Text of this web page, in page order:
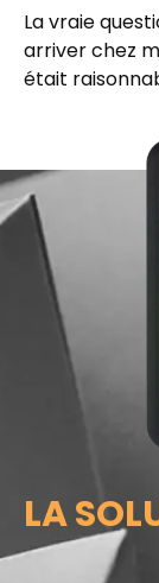
La vraie
arriver chez
était
LA